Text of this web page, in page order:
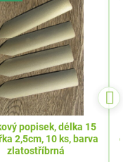
popisek, délka 15
2,5cm, 10 ks, barva
zlatostříbrná